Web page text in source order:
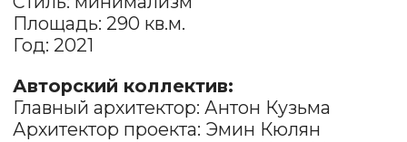
Авторский коллектив:
Главный архитектор: Антон Кузьма
Архитектор проекта: Эмин Кюлян
Конструктивные решения: Иван Милов
Инженерные сети: Михаил Янкович
Руководитель стройки: Антон Шевяков
Визуализация и видео обзор: Эмин
Кюлян